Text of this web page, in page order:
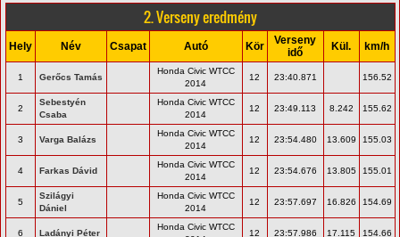
2. Verseny eredmény
Hely Név Csapat Autó Kör
Verseny
idő
Kül. km/h
1 Gerőcs Tamás
Honda Civic WTCC
2014
12 23:40.871 156.52
2
Sebestyén
Csaba
Honda Civic WTCC
2014
12 23:49.113 8.242 155.62
3 Varga Balázs
Honda Civic WTCC
2014
12 23:54.480 13.609 155.03
4 Farkas Dávid
Honda Civic WTCC
2014
12 23:54.676 13.805 155.01
5
Szilágyi
Dániel
Honda Civic WTCC
2014
12 23:57.697 16.826 154.69
6 Ladányi Péter
Honda Civic WTCC
12 23:57.986 17.115 154.66